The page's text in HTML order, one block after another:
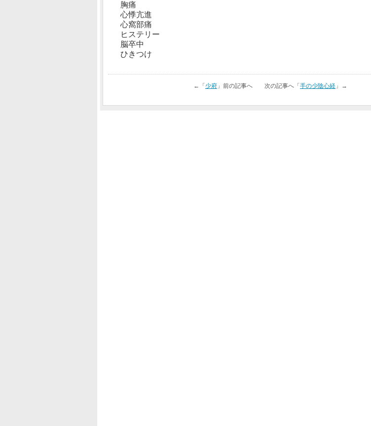
胸痛
心悸亢進
心窩部痛
ヒステリー
脳卒中
ひきつけ
←「 少府 」前の記事へ 次の記事へ「 手の少陰心経 」→